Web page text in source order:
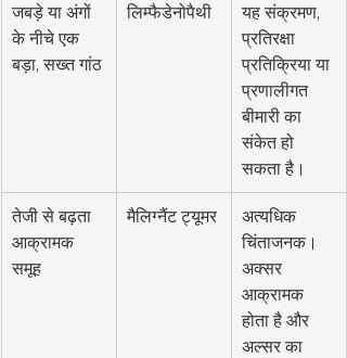
जबड़े या अंगों
के नीचे एक
बड़ा, सख्त गांठ
लिम्फैडेनोपैथी
यह संक्रमण,
प्रतिरक्षा
प्रतिक्रिया या
प्रणालीगत
बीमारी का
संकेत हो
सकता है।
तेजी से बढ़ता
आक्रामक
समूह
मैलिग्नैंट ट्यूमर
अत्यधिक
चिंताजनक।
अक्सर
आक्रामक
होता है और
अल्सर का